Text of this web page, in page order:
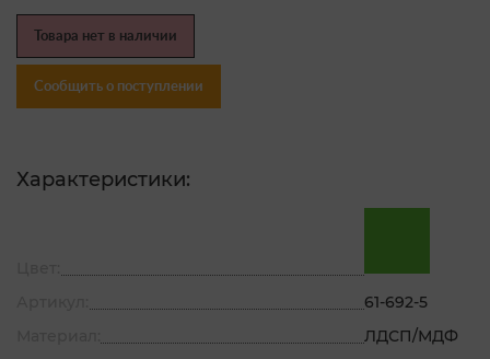
Товара нет в наличии
Сообщить о поступлении
Характеристики:
61-692-5
ЛДСП/МДФ